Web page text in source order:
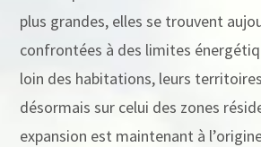
plus grandes, elles se trouvent
confrontées à des limites
loin des habitations, leurs
désormais sur celui des zones
expansion est maintenant à